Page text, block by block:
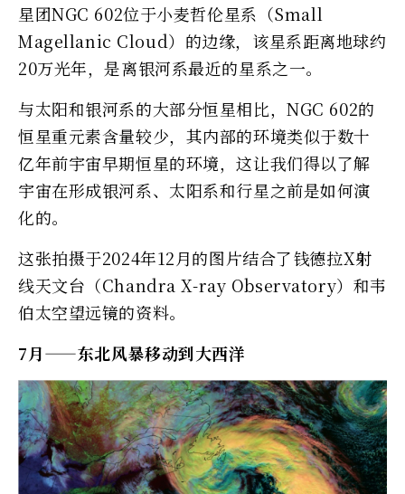
星团NGC 602位于小麦哲伦星系（Small
Magellanic Cloud）的边缘，该星系距离地球约
20万光年，是离银河系最近的星系之一。
与太阳和银河系的大部分恒星相比，NGC 602的
恒星重元素含量较少，其内部的环境类似于数十
亿年前宇宙早期恒星的环境，这让我们得以了解
宇宙在形成银河系、太阳系和行星之前是如何演
化的。
这张拍摄于2024年12月的图片结合了钱德拉X射
线天文台（Chandra X-ray Observatory）和韦
伯太空望远镜的资料。
7月——东北风暴移动到大西洋